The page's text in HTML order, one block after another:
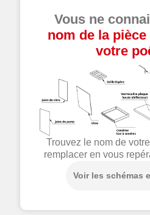
Vous ne
nom de la
votre
Trouvez le nom de
remplacer en vous
Voir les schémas